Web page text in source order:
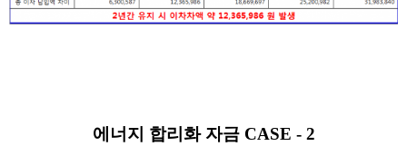
에너지 합리화 자금 CASE - 2